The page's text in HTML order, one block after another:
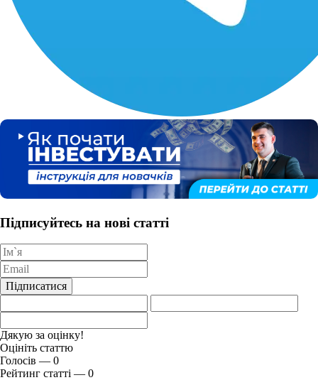
Підписуйтесь на нові статті
Підписатися
Дякую за оцінку!
Оцініть статтю
Голосів — 0
Рейтинг статті — 0